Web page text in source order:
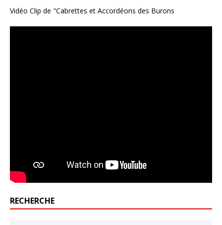
Vidéo Clip de "Cabrettes et Accordéons des Burons
RECHERCHE